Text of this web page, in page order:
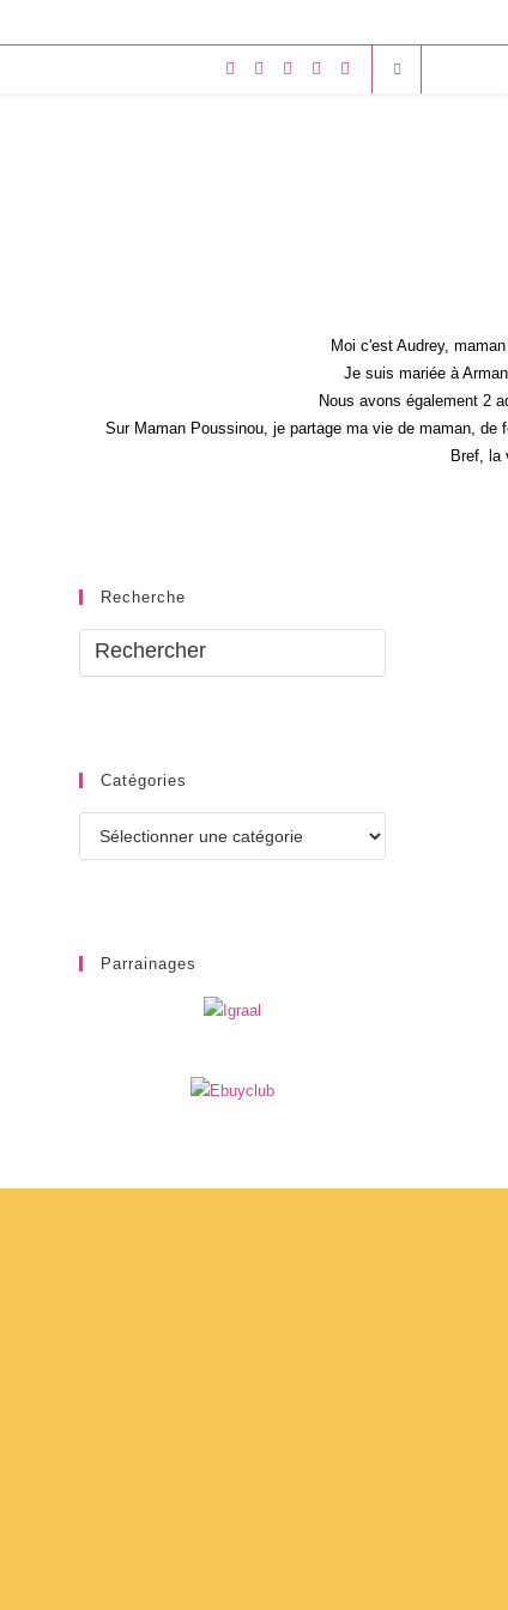
Moi c'est Audrey,
Je suis mariée à
Nous avons également 2
Sur Maman Poussinou, je partage ma vie de maman,
Bref, la
Recherche
Catégories
Parrainages